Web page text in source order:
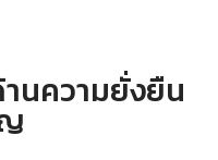
นความยั่งยืน